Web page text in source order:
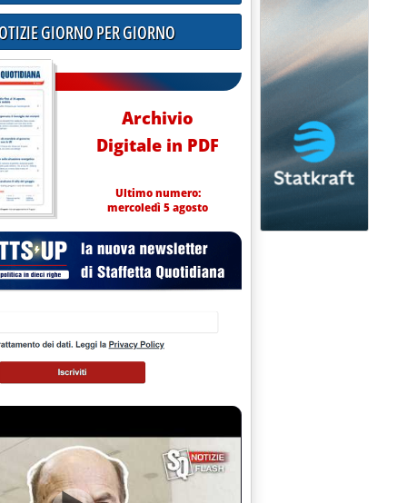
GIORNO PER GIORNO
Archivio
Digitale in PDF
Ultimo numero:
mercoledì 5 agosto